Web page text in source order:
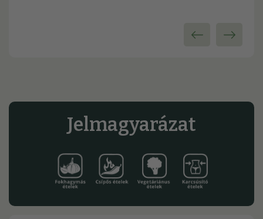
Jelmagyarázat